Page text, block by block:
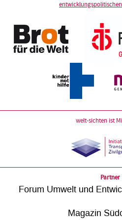
welt-sichten ist
Partner
Forum Umwelt und
Magazin